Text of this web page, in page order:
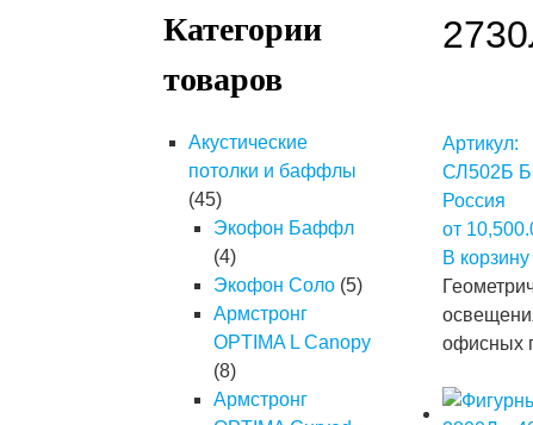
Категории
товаров
Акустические
потолки и баффлы
(45)
Экофон Баффл
(4)
Экофон Соло (5)
Армстронг
OPTIMA L Canopy
(8)
Армстронг
Артикул:
СЛ502Б
Россия
от
В корзину
офисных